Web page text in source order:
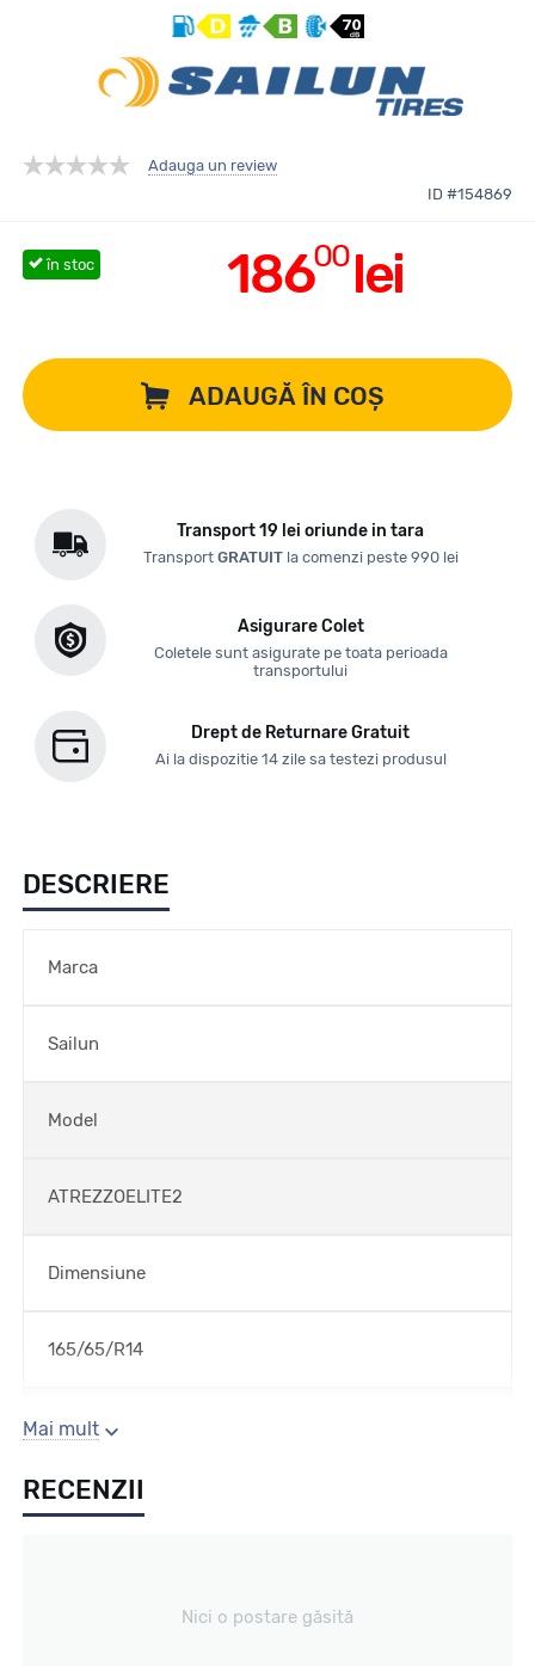
Adauga un review
ID #154869
18600lei
în stoc
ADAUGĂ ÎN COȘ
Transport 19 lei oriunde in tara
Transport GRATUITla comenzi peste 990 lei
Asigurare Colet
Coletele sunt asigurate pe toata perioada
transportului
Drept de Returnare Gratuit
Ai la dispozitie 14 zile sa testezi produsul
DESCRIERE
Marca
Sailun
Model
ATREZZOELITE2
Dimensiune
165/65/R14
Sezon
Vara
Mai mult
RECENZII
Nici o postare găsită